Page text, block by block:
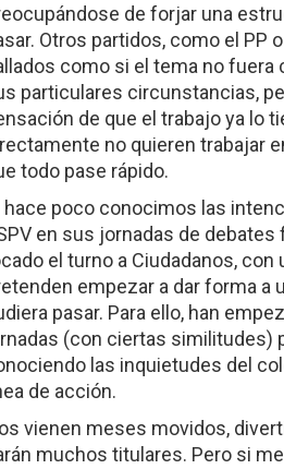
de forjar una
Otros partidos, como el PP
como si el tema no fuera
particulares circunstancias,
de que el trabajo ya lo
no quieren trabajar
todo pase rápido.
hace poco conocimos las
en sus jornadas de debates
el turno a Ciudadanos, con
empezar a dar forma a
pasar. Para ello, han
(con ciertas similitudes)
las inquietudes del
de acción.
vienen meses movidos,
muchos titulares. Pero si